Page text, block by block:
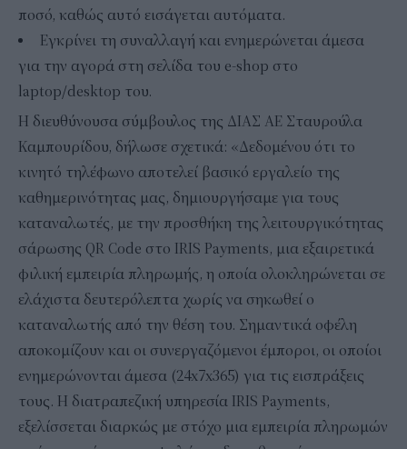
ποσό, καθώς αυτό εισάγεται αυτόματα.
Εγκρίνει τη συναλλαγή και ενημερώνεται άμεσα
για την αγορά στη σελίδα του e-shop στο
laptop/desktop του.
H διευθύνουσα σύμβουλος της ΔΙΑΣ ΑΕ Σταυρούλα
Καμπουρίδου, δήλωσε σχετικά: «Δεδομένου ότι το
κινητό τηλέφωνο αποτελεί βασικό εργαλείο της
καθημερινότητας μας, δημιουργήσαμε για τους
καταναλωτές, με την προσθήκη της λειτουργικότητας
σάρωσης QR Code στο IRIS Payments, μια εξαιρετικά
φιλική εμπειρία πληρωμής, η οποία ολοκληρώνεται σε
ελάχιστα δευτερόλεπτα χωρίς να σηκωθεί ο
καταναλωτής από την θέση του. Σημαντικά οφέλη
αποκομίζουν και οι συνεργαζόμενοι έμποροι, οι οποίοι
ενημερώνονται άμεσα (24x7x365) για τις εισπράξεις
τους. Η διατραπεζική υπηρεσία IRIS Payments,
εξελίσσεται διαρκώς με στόχο μια εμπειρία πληρωμών